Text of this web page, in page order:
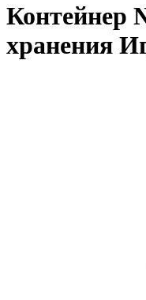
Контейнер
хранения